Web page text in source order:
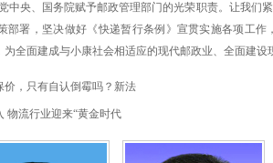
中央、国务院赋予邮政管理部门的光荣职责。让我们
部署，坚决做好《快递暂行条例》宣贯实施各项工
全面建成与小康社会相适应的现代邮政业、全面建设
价，只有自认倒霉吗？新法
物流行业迎来“黄金时代